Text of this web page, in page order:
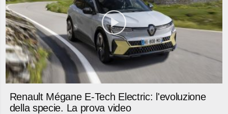
Renault Mégane E-Tech Electric: l'evoluzione
della specie. La prova video